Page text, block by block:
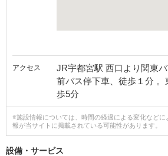
アクセス
JR宇都宮駅 西口より関東
前バス停下車、徒歩１分
歩5分
※施設情報については、時間の経過による変化など
報が当サイトに掲載されている可能性があります。
設備・サービス